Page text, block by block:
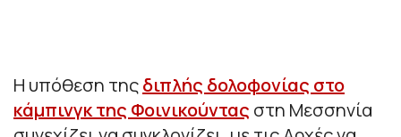
Η υπόθεση τηςδιπλής δολοφονίας στο
κάμπινγκ της Φοινικούντας στη Μεσσηνία